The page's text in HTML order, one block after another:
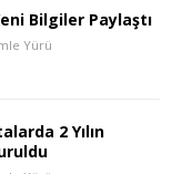
Bilgiler Paylaştı
Yürü
2 Yılın